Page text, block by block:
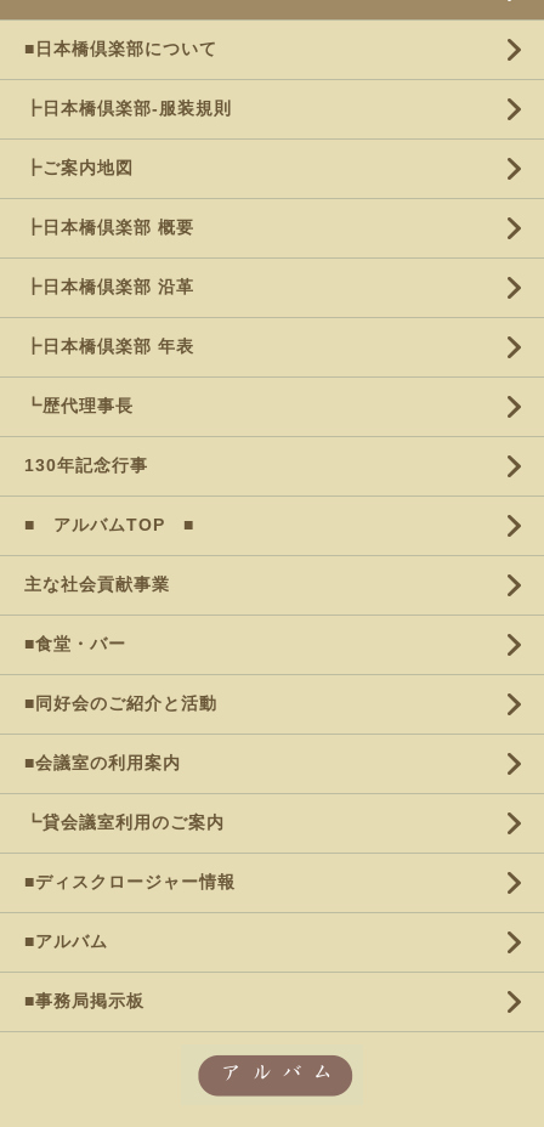
■日本橋倶楽部について
┣日本橋倶楽部-服装規則
┣ご案内地図
┣日本橋倶楽部 概要
┣日本橋倶楽部 沿革
┣日本橋倶楽部 年表
┗歴代理事長
130年記念行事
■ アルバムTOP ■
主な社会貢献事業
■食堂・バー
■同好会のご紹介と活動
■会議室の利用案内
┗貸会議室利用のご案内
■ディスクロージャー情報
■アルバム
■事務局掲示板